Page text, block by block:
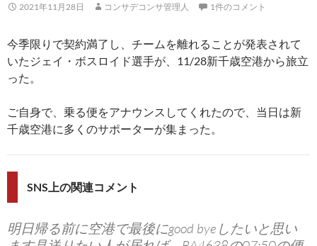
2021年11月28日 コンサデコンサ管理人 1件のコメント
今季限りで契約満了し、チームを離れることが発表されて
いたジェイ・ボスロイド選手が、11/28新千歳空港から旅立
った。
ご自身で、乗る便をアナウンスしてくれたので、当日は新
千歳空港に多くのサポーターが集まった。
SNS上の関連コメント
明日帰る前に空港で最後にgood byeしたいと思い